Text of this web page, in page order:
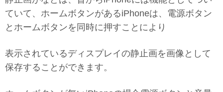
ていて、ホームボタンがあるiPhoneは、電源ボタン
とホームボタンを同時に押すことにより
表示されているディスプレイの静止画を画像として
保存することができます。